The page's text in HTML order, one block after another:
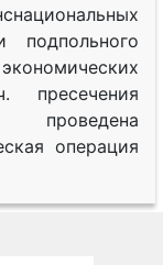
подпольного
пресечения
проведена
операция